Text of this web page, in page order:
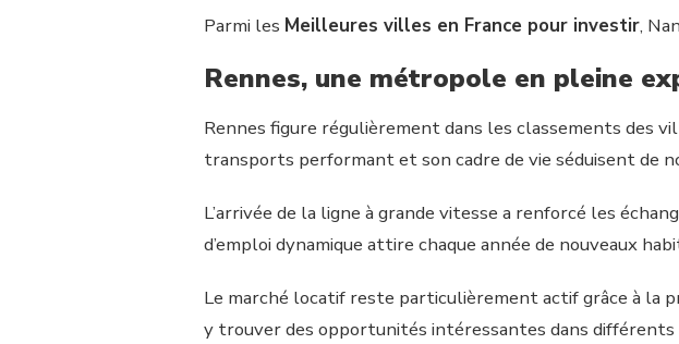
Parmi les Meilleures villes en France pour investir,
Rennes, une métropole en pleine
Rennes figure régulièrement dans les classements des
transports performant et son cadre de vie séduisent de
L’arrivée de la ligne à grande vitesse a renforcé les
d’emploi dynamique attire chaque année de nouveaux
Le marché locatif reste particulièrement actif grâce à la
y trouver des opportunités intéressantes dans différents